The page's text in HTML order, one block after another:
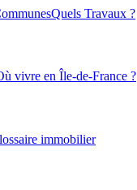
Quels Travaux ?
vivre en Île-de-France ?
immobilier